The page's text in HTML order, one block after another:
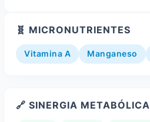
🧬 MICRONUTRIENTES
Vitamina A Manganeso
🔗 SINERGIA METABÓLICA